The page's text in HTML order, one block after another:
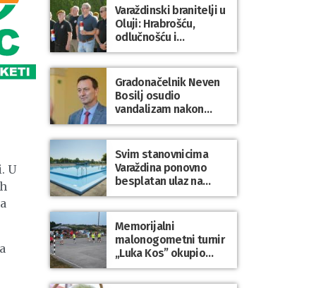
U
Varaždinski branitelji u
Oluji: Hrabrošću,
odlučnošću i
zajedništvom do
slobodne Hrvatske!
Gradonačelnik Neven
Bosilj osudio
vandalizam nakon
utakmice NK Varaždin
– HNK Hajduk Split
Svim stanovnicima
Varaždina ponovno
besplatan ulaz na
Gradske bazene i
Gradsko kupalište na
Dravi
Memorijalni
malonogometni turnir
„Luka Kos” okupio
brojne ekipe i
posjetitelje u Sudovcu